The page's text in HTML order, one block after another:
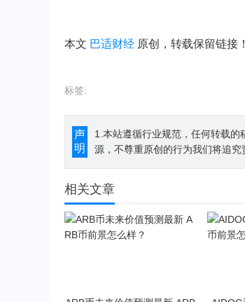
本文 巴适财经 原创，转载保留链接
标签:
声
明
1.本站遵循行业规范，任何转载
源，不尊重原创的行为我们将追究
相关文章